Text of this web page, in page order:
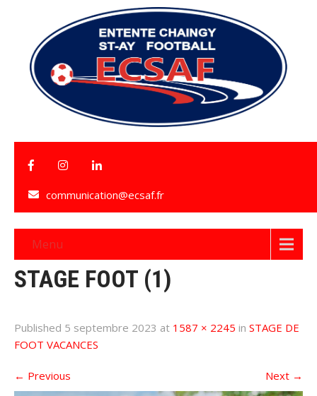
communication@ecsaf.fr
Menu
STAGE FOOT (1)
Published 5 septembre 2023 at 1587 × 2245 in STAGE DE
FOOT VACANCES
← Previous Next →